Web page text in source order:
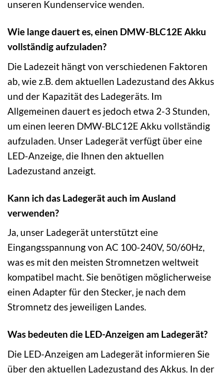
unseren Kundenservice wenden.
Wie lange dauert es, einen DMW-BLC12E Akku
vollständig aufzuladen?
Die Ladezeit hängt von verschiedenen Faktoren
ab, wie z.B. dem aktuellen Ladezustand des Akkus
und der Kapazität des Ladegeräts. Im
Allgemeinen dauert es jedoch etwa 2-3 Stunden,
um einen leeren DMW-BLC12E Akku vollständig
aufzuladen. Unser Ladegerät verfügt über eine
LED-Anzeige, die Ihnen den aktuellen
Ladezustand anzeigt.
Kann ich das Ladegerät auch im Ausland
verwenden?
Ja, unser Ladegerät unterstützt eine
Eingangsspannung von AC 100-240V, 50/60Hz,
was es mit den meisten Stromnetzen weltweit
kompatibel macht. Sie benötigen möglicherweise
einen Adapter für den Stecker, je nach dem
Stromnetz des jeweiligen Landes.
Was bedeuten die LED-Anzeigen am Ladegerät?
Die LED-Anzeigen am Ladegerät informieren Sie
über den aktuellen Ladezustand des Akkus. In der